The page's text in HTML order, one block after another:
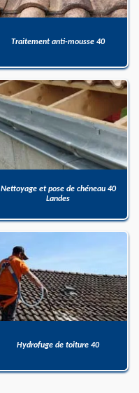
Traitement anti-mousse 40
Nettoyage et pose de chéneau 40
Landes
Hydrofuge de toiture 40